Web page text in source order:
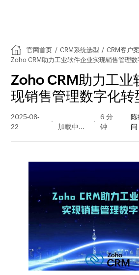
官网首页 / CRM系统选型 / CRM客户
Zoho CRM助力工业软件企业实现销售管理数
Zoho CRM助力工业
现销售管理数字化转
2025-08-
22
量
6 分
钟
问